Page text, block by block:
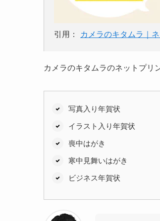
引用： カメラのキタムラ｜
カメラのキタムラのネットプリ
写真入り年賀状
イラスト入り年賀状
喪中はがき
寒中見舞いはがき
ビジネス年賀状